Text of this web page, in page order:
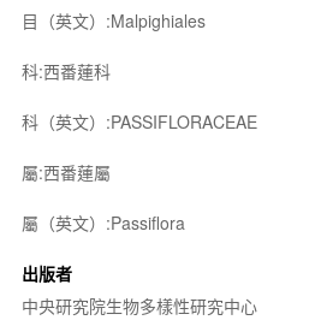
目（英文）:Malpighiales
科:西番蓮科
科（英文）:PASSIFLORACEAE
屬:西番蓮屬
屬（英文）:Passiflora
出版者
中央研究院生物多樣性研究中心